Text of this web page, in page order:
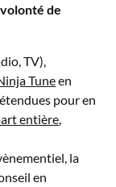
de
TV),
Tuneen
pour en
entière
la
en